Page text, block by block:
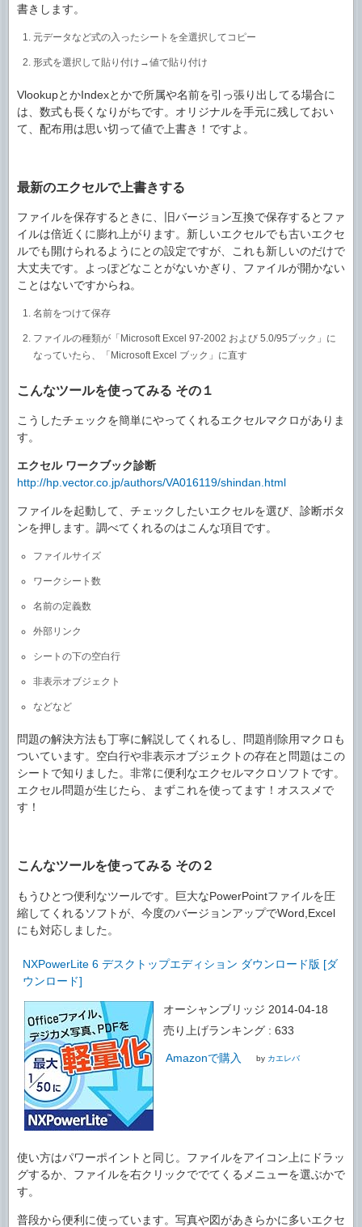
書きします。
元データなど式の入ったシートを全選択してコピー
形式を選択して貼り付け→値で貼り付け
VlookupとかIndexとかで所属や名前を引っ張り出してる場合に
は、数式も長くなりがちです。オリジナルを手元に残しておい
て、配布用は思い切って値で上書き！ですよ。
最新のエクセルで上書きする
ファイルを保存するときに、旧バージョン互換で保存するとファ
イルは倍近くに膨れ上がります。新しいエクセルでも古いエクセ
ルでも開けられるようにとの設定ですが、これも新しいのだけで
大丈夫です。よっぽどなことがないかぎり、ファイルが開かない
ことはないですからね。
名前をつけて保存
ファイルの種類が「Microsoft Excel 97-2002 および 5.0/95ブック」に
なっていたら、「Microsoft Excel ブック」に直す
こんなツールを使ってみる その１
こうしたチェックを簡単にやってくれるエクセルマクロがありま
す。
エクセル ワークブック診断
http://hp.vector.co.jp/authors/VA016119/shindan.html
ファイルを起動して、チェックしたいエクセルを選び、診断ボタ
ンを押します。調べてくれるのはこんな項目です。
ファイルサイズ
ワークシート数
名前の定義数
外部リンク
シートの下の空白行
非表示オブジェクト
などなど
問題の解決方法も丁寧に解説してくれるし、問題削除用マクロも
ついています。空白行や非表示オブジェクトの存在と問題はこの
シートで知りました。非常に便利なエクセルマクロソフトです。
エクセル問題が生じたら、まずこれを使ってます！オススメで
す！
こんなツールを使ってみる その２
もうひとつ便利なツールです。巨大なPowerPointファイルを圧
縮してくれるソフトが、今度のバージョンアップでWord,Excel
にも対応しました。
NXPowerLite 6 デスクトップエディション ダウンロード版 [ダ
ウンロード]
オーシャンブリッジ 2014-04-18
売り上げランキング : 633
Amazonで購入 by カエレバ
使い方はパワーポイントと同じ。ファイルをアイコン上にドラッ
グするか、ファイルを右クリックででてくるメニューを選ぶかで
す。
普段から便利に使っています。写真や図があきらかに多いエクセ